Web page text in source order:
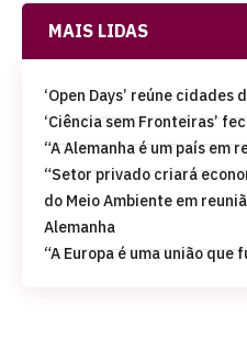
MAIS LIDAS
‘Open Days’ reúne cidades
‘Ciência sem Fronteiras’
“A Alemanha é um país em
“Setor privado criará
do Meio Ambiente em
Alemanha
“A Europa é uma união que